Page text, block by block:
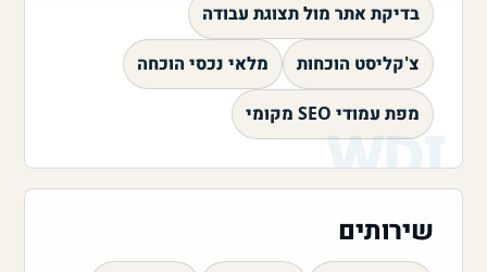
בדיקת אתר מול תצוגת עבודה
צ'קליסט הוכחות מלאי נכסי הוכחה
מפת עמודי SEO מקומי
שירותים